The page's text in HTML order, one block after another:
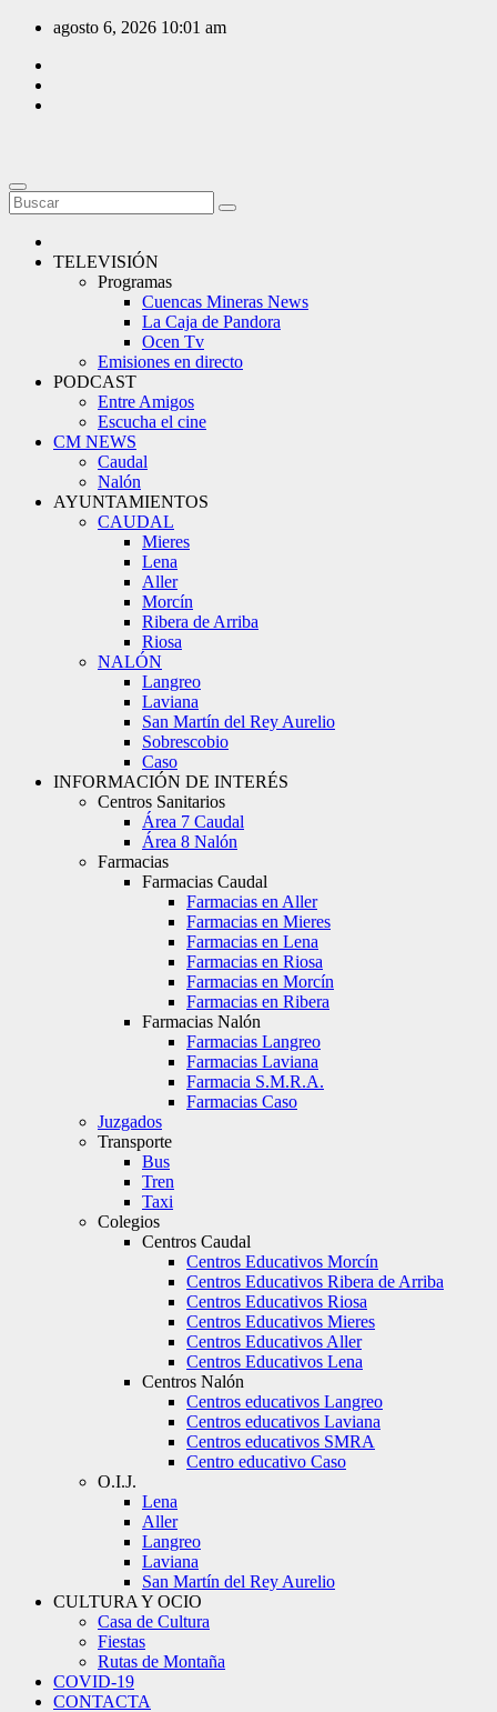
Saltar
contenido
agosto 6, 2026 10:01 am
TELEVISIÓN
Programas
Cuencas Mineras News
La Caja de Pandora
Ocen Tv
Emisiones en directo
PODCAST
Entre Amigos
Escucha el cine
CM NEWS
Caudal
Nalón
AYUNTAMIENTOS
CAUDAL
Mieres
Lena
Aller
Morcín
Ribera de Arriba
Riosa
NALÓN
Langreo
Laviana
San Martín del Rey Aurelio
Sobrescobio
Caso
INFORMACIÓN DE INTERÉS
Centros Sanitarios
Área 7 Caudal
Área 8 Nalón
Farmacias
Farmacias Caudal
Farmacias en Aller
Farmacias en Mieres
Farmacias en Lena
Farmacias en Riosa
Farmacias en Morcín
Farmacias en Ribera
Farmacias Nalón
Farmacias Langreo
Farmacias Laviana
Farmacia S.M.R.A.
Farmacias Caso
Juzgados
Transporte
Bus
Tren
Taxi
Colegios
Centros Caudal
Centros Educativos Morcín
Centros Educativos Ribera de Arriba
Centros Educativos Riosa
Centros Educativos Mieres
Centros Educativos Aller
Centros Educativos Lena
Centros Nalón
Centros educativos Langreo
Centros educativos Laviana
Centros educativos SMRA
Centro educativo Caso
O.I.J.
Lena
Aller
Langreo
Laviana
San Martín del Rey Aurelio
CULTURA Y OCIO
Casa de Cultura
Fiestas
Rutas de Montaña
COVID-19
CONTACTA